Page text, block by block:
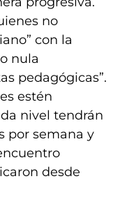
no
con la
nula
pedagógicas”.
estén
nivel tendrán
por semana y
desde